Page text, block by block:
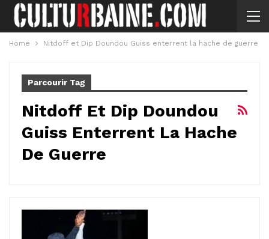
Home Nitdoff et Dip Doundou Guiss enterrent la hache de guerre
Parcourir Tag
Nitdoff Et Dip Doundou
Guiss Enterrent La Hache
De Guerre